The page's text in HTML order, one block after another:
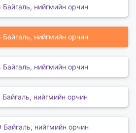
нийгмийн орчин
нийгмийн орчин
нийгмийн орчин
Байгаль, нийгмийн орчин
нийгмийн орчин